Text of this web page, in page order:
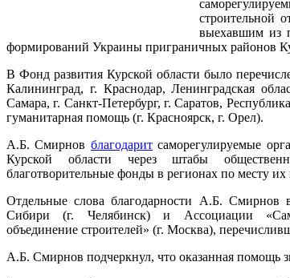
строительной
выехавшим из
формирований Украины приграничных районов
В Фонд развития Курской области было
Калининград, г. Краснодар, Ленинградская
Самара, г. Санкт-Петербург, г. Саратов,
гуманитарная помощь (г. Красноярск, г. Орел).
А.Б. Смирнов благодаритсаморегулируемые
Курской области через штабы
благотворительные фонды в регионах по месту
Отдельные слова благодарности А.Б.
Сибири (г. Челябинск) и Ассоциации
объединение строителей» (г. Москва),
А.Б. Смирнов подчеркнул, что оказанная помощь